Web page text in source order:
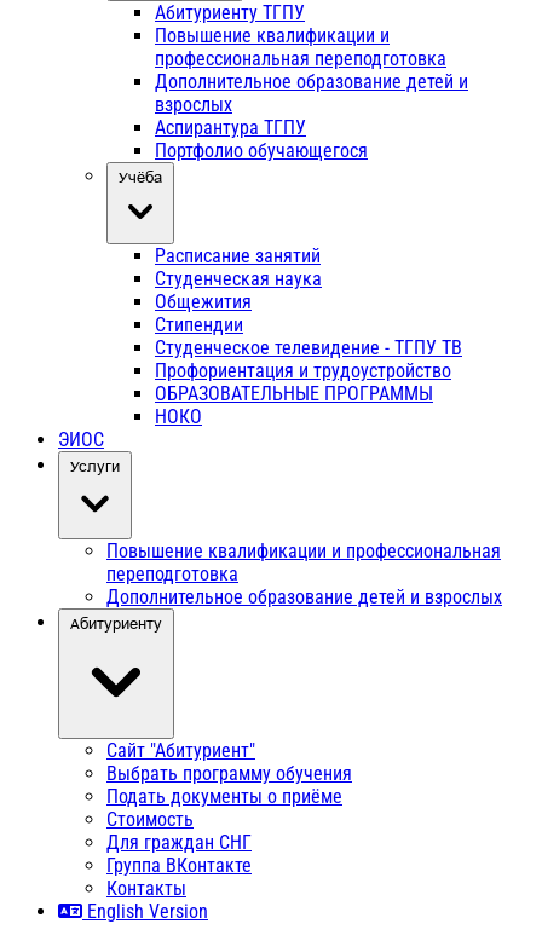
Абитуриенту ТГПУ
Повышение квалификации и
профессиональная переподготовка
Дополнительное образование детей и
взрослых
Аспирантура ТГПУ
Портфолио обучающегося
Учёба
Расписание занятий
Студенческая наука
Общежития
Стипендии
Студенческое телевидение - ТГПУ ТВ
Профориентация и трудоустройство
ОБРАЗОВАТЕЛЬНЫЕ ПРОГРАММЫ
НОКО
ЭИОС
Услуги
Повышение квалификации и профессиональная
переподготовка
Дополнительное образование детей и взрослых
Абитуриенту
Сайт "Абитуриент"
Выбрать программу обучения
Подать документы о приёме
Стоимость
Для граждан СНГ
Группа ВКонтакте
Контакты
English Version